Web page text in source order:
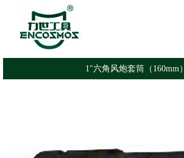
1″六角风炮套筒（160mm）